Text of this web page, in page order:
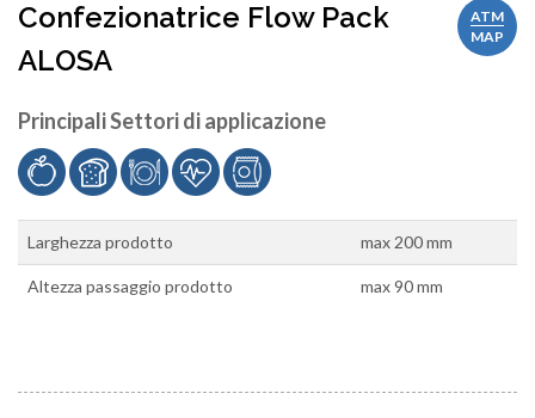
ATM
MAP
Confezionatrice Flow Pack
ALOSA
Principali Settori di applicazione
Larghezza prodotto max 200 mm
Altezza passaggio prodotto max 90 mm